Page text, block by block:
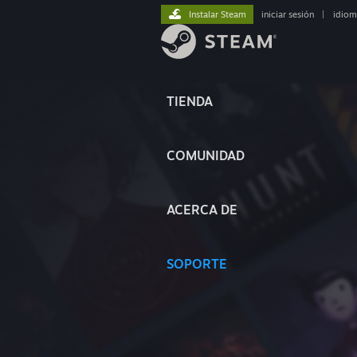
TIENDA
COMUNIDAD
ACERCA DE
SOPORTE
Instalar Steam iniciar sesión